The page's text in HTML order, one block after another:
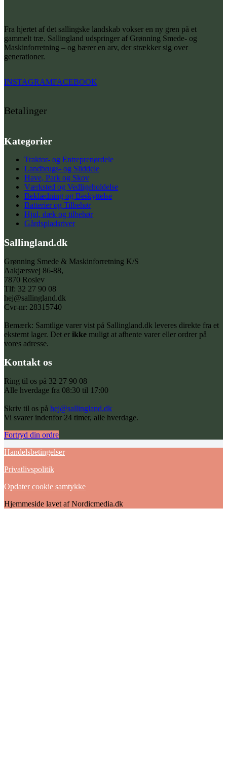
Fra hjertet af det sallingske landskab vokser en ny gren på et
gammelt træ. Sallingland udspringer af Grønning Smede- og
Maskinforretning – og bærer en arv, der strækker sig over
generationer.
INSTAGRAMFACEBOOK
Betalinger
Kategorier
Traktor- og Entreprenørdele
Landbrugs- og Sliddele
Have, Park og Skov
Værksted og Vedligeholdelse
Beklædning og Beskyttelse
Batterier og Tilbehør
Hjul, dæk og tilbehør
Gårdspladsriver
Sallingland.dk
Grønning Smede & Maskinforretning K/S
Aakjærsvej 86-88,
7870 Roslev
Tlf: 32 27 90 08
hej@sallingland.dk
Cvr-nr: 28315740
Bemærk: Samtlige varer vist på Sallingland.dk leveres direkte fra et
eksternt lager. Det er ikke muligt at afhente varer eller ordrer på
vores adresse.
Kontakt os
Ring til os på 32 27 90 08
Alle hverdage fra 08:30 til 17:00
Skriv til os på hej@sallingland.dk
Vi svarer indenfor 24 timer, alle hverdage.
Fortryd din ordre
Handelsbetingelser
Privatlivspolitik
Opdater cookie samtykke
Hjemmeside lavet af Nordicmedia.dk